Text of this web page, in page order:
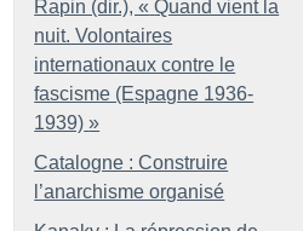
Rapin (dir.), « Quand vient la
nuit. Volontaires
internationaux contre le
fascisme (Espagne 1936-
1939) »
Catalogne : Construire
l’anarchisme organisé